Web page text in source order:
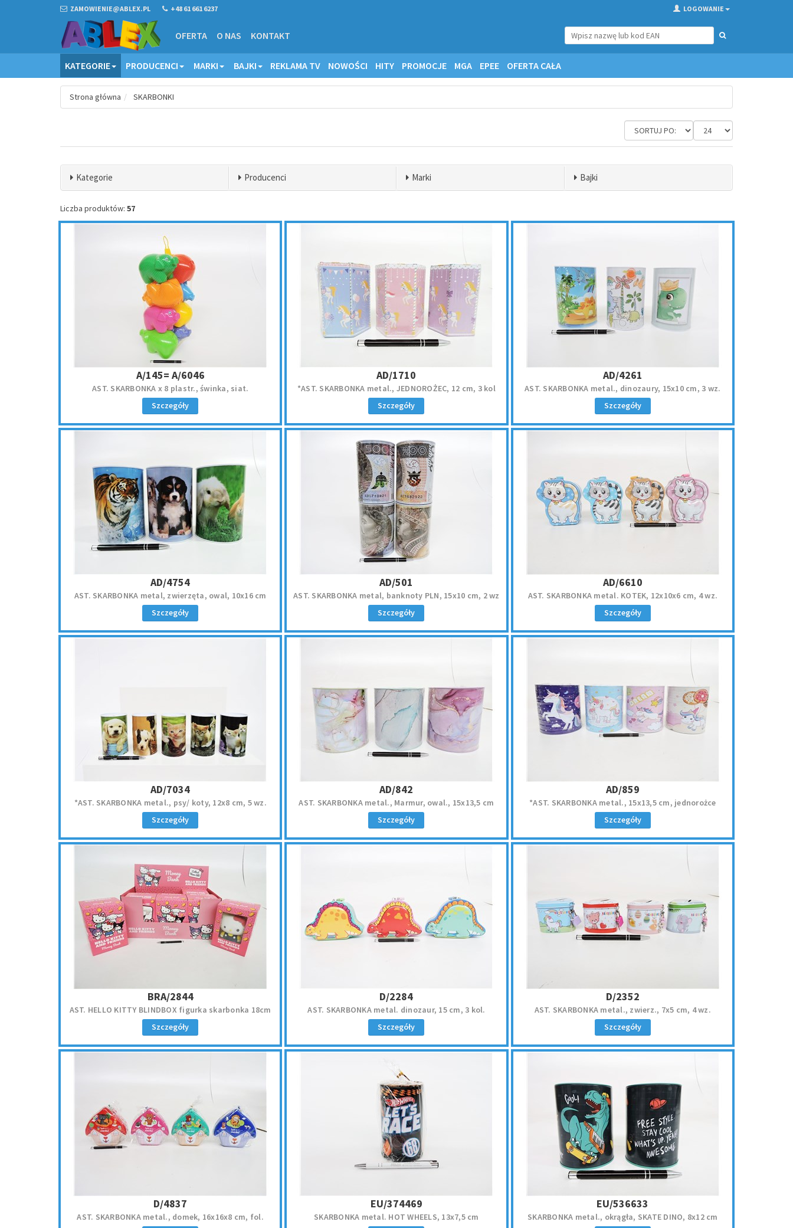
ZAMOWIENIE@ABLEX.PL +48 61 661 6237 LOGOWANIE
OFERTA O NAS KONTAKT
KATEGORIE PRODUCENCI MARKI BAJKI REKLAMA TV NOWOŚCI HITY PROMOCJE MGA EPEE OFERTA CAŁA
Strona główna SKARBONKI
Kategorie Producenci Marki Bajki
Liczba produktów: 57
A/145= A/6046
AST. SKARBONKA x 8 plastr., świnka, siat.
Szczegóły
AD/1710
*AST. SKARBONKA metal., JEDNOROŻEC, 12 cm, 3 kol
Szczegóły
AD/4261
AST. SKARBONKA metal., dinozaury, 15x10 cm, 3 wz.
Szczegóły
AD/4754
AST. SKARBONKA metal, zwierzęta, owal, 10x16 cm
Szczegóły
AD/501
AST. SKARBONKA metal, banknoty PLN, 15x10 cm, 2 wz
Szczegóły
AD/6610
AST. SKARBONKA metal. KOTEK, 12x10x6 cm, 4 wz.
Szczegóły
AD/7034
*AST. SKARBONKA metal., psy/ koty, 12x8 cm, 5 wz.
Szczegóły
AD/842
AST. SKARBONKA metal., Marmur, owal., 15x13,5 cm
Szczegóły
AD/859
*AST. SKARBONKA metal., 15x13,5 cm, jednorożce
Szczegóły
BRA/2844
AST. HELLO KITTY BLINDBOX figurka skarbonka 18cm
Szczegóły
D/2284
AST. SKARBONKA metal. dinozaur, 15 cm, 3 kol.
Szczegóły
D/2352
AST. SKARBONKA metal., zwierz., 7x5 cm, 4 wz.
Szczegóły
D/4837
AST. SKARBONKA metal., domek, 16x16x8 cm, fol.
EU/374469
SKARBONKA metal. HOT WHEELS, 13x7,5 cm
EU/536633
SKARBONKA metal., okrągła, SKATE DINO, 8x12 cm